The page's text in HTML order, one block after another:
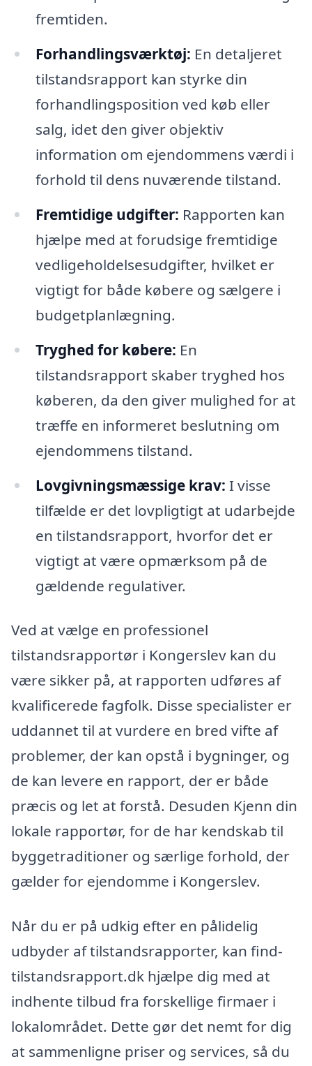
fremtiden.
Forhandlingsværktøj: En detaljeret
tilstandsrapport kan styrke din
forhandlingsposition ved køb eller
salg, idet den giver objektiv
information om ejendommens værdi i
forhold til dens nuværende tilstand.
Fremtidige udgifter: Rapporten kan
hjælpe med at forudsige fremtidige
vedligeholdelsesudgifter, hvilket er
vigtigt for både købere og sælgere i
budgetplanlægning.
Tryghed for købere: En
tilstandsrapport skaber tryghed hos
køberen, da den giver mulighed for at
træffe en informeret beslutning om
ejendommens tilstand.
Lovgivningsmæssige krav: I visse
tilfælde er det lovpligtigt at udarbejde
en tilstandsrapport, hvorfor det er
vigtigt at være opmærksom på de
gældende regulativer.
Ved at vælge en professionel
tilstandsrapportør i Kongerslev kan du
være sikker på, at rapporten udføres af
kvalificerede fagfolk. Disse specialister er
uddannet til at vurdere en bred vifte af
problemer, der kan opstå i bygninger, og
de kan levere en rapport, der er både
præcis og let at forstå. Desuden Kjenn din
lokale rapportør, for de har kendskab til
byggetraditioner og særlige forhold, der
gælder for ejendomme i Kongerslev.
Når du er på udkig efter en pålidelig
udbyder af tilstandsrapporter, kan find-
tilstandsrapport.dk hjælpe dig med at
indhente tilbud fra forskellige firmaer i
lokalområdet. Dette gør det nemt for dig
at sammenligne priser og services, så du